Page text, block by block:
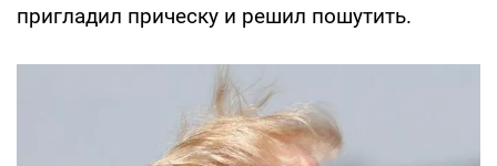
пригладил прическу и решил пошутить.